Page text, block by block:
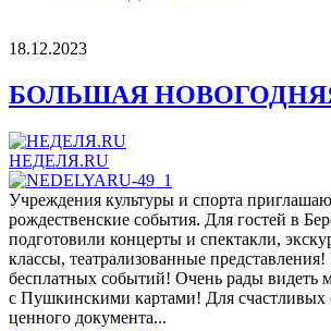
18.12.2023
БОЛЬШАЯ
НЕДЕЛЯ.RU
Учреждения культуры и спорта
рождественские события. Для гостей в
подготовили концерты и спектакли,
классы, театрализованные
бесплатных событий! Очень рады видеть
с Пушкинскими картами! Для счастливых
ценного документа...